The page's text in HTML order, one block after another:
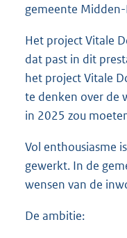
gemeente
Het project Vitale
dat past in dit
het project Vitale
te denken over de
in 2025 zou
Vol enthousiasme
gewerkt. In de
wensen van de
De ambitie: